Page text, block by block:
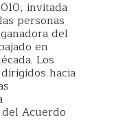
invitada
personas
del
en
Los
hacia
Acuerdo